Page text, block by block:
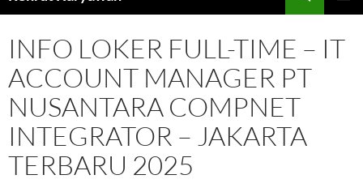
INFO LOKER FULL-TIME – IT
ACCOUNT MANAGER PT
NUSANTARA COMPNET
INTEGRATOR – JAKARTA
TERBARU 2025